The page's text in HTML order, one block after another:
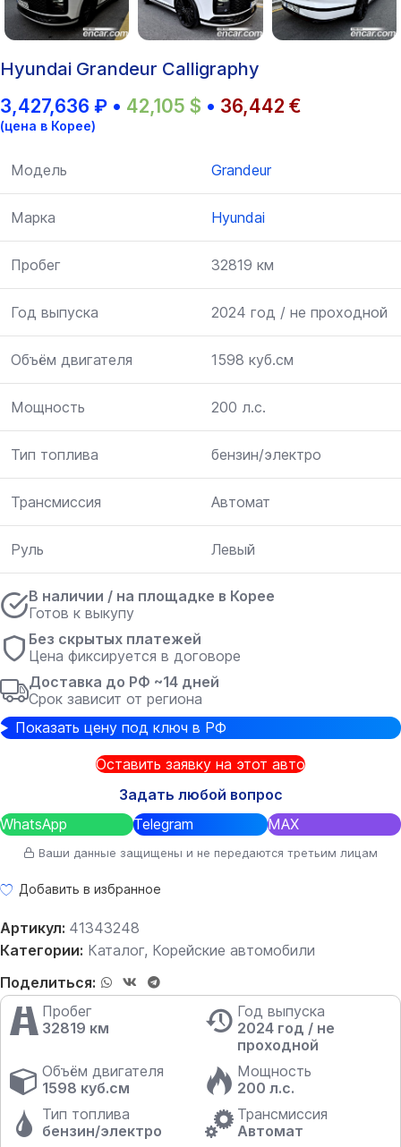
Hyundai Grandeur Calligraphy
3,427,636 ₽ • 42,105 $ • 36,442 €
(цена в Корее)
Модель Grandeur
Марка Hyundai
Пробег 32819 км
Год выпуска 2024 год / не проходной
Объём двигателя 1598 куб.см
Мощность 200 л.с.
Тип топлива бензин/электро
Трансмиссия Автомат
Руль Левый
В наличии / на площадке в Корее
Готов к выкупу
Без скрытых платежей
Цена фиксируется в договоре
Доставка до РФ ~14 дней
Срок зависит от региона
Показать цену под ключ в РФ
Оставить заявку на этот авто
Задать любой вопрос
WhatsApp
Telegram MAX
Ваши данные защищены и не передаются третьим лицам
Добавить в избранное
Артикул: 41343248
Категории: Каталог, Корейские автомобили
Поделиться:
Пробег
32819 км
Год выпуска
2024 год / не
проходной
Объём двигателя
1598 куб.см
Мощность
200 л.с.
Тип топлива
бензин/электро
Трансмиссия
Автомат